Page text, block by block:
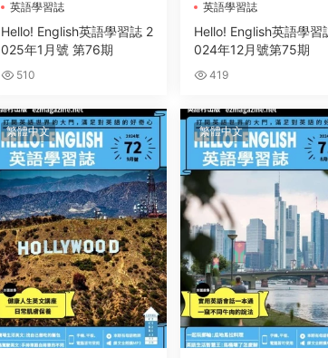
英語學習誌
Hello! English英語學習誌 2
025年1月號 第76期
510
英語學習誌
Hello! English英語學習
024年12月號第75期
419
繁體中文 繁體中文